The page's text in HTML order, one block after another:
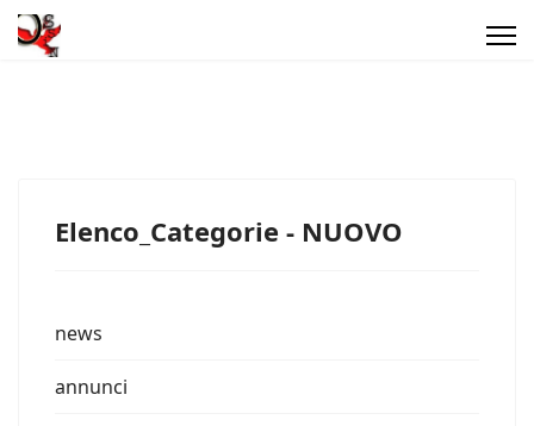
Elenco_Categorie - NUOVO
news
annunci